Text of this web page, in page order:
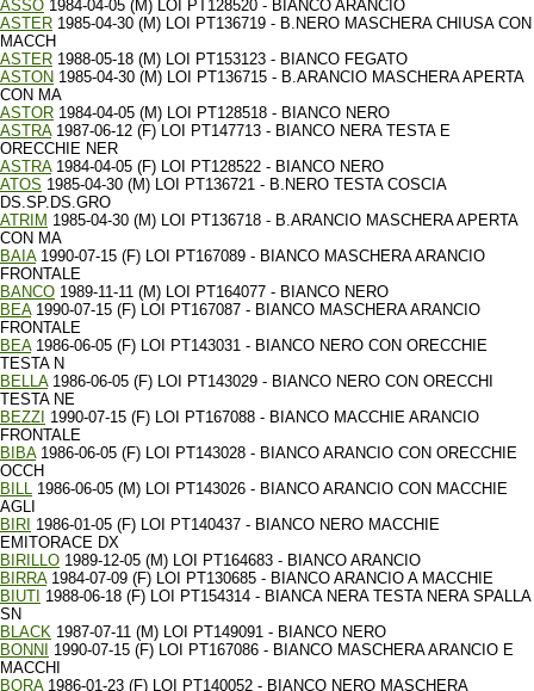
ASSO 1984-04-05 (M) LOI PT128520 - BIANCO ARANCIO
ASTER 1985-04-30 (M) LOI PT136719 - B.NERO MASCHERA CHIUSA CON
MACCH
ASTER 1988-05-18 (M) LOI PT153123 - BIANCO FEGATO
ASTON 1985-04-30 (M) LOI PT136715 - B.ARANCIO MASCHERA APERTA
CON MA
ASTOR 1984-04-05 (M) LOI PT128518 - BIANCO NERO
ASTRA1987-06-12 (F) LOI PT147713 - BIANCO NERA TESTA E
ORECCHIE NER
ASTRA1984-04-05 (F) LOI PT128522 - BIANCO NERO
ATOS 1985-04-30 (M) LOI PT136721 - B.NERO TESTA COSCIA
DS.SP.DS.GRO
ATRIM 1985-04-30 (M) LOI PT136718 - B.ARANCIO MASCHERA APERTA
CON MA
BAIA1990-07-15 (F) LOI PT167089 - BIANCO MASCHERA ARANCIO
FRONTALE
BANCO 1989-11-11 (M) LOI PT164077 - BIANCO NERO
BEA1990-07-15 (F) LOI PT167087 - BIANCO MASCHERA ARANCIO
FRONTALE
BEA1986-06-05 (F) LOI PT143031 - BIANCO NERO CON ORECCHIE
TESTA N
BELLA1986-06-05 (F) LOI PT143029 - BIANCO NERO CON ORECCHI
TESTA NE
BEZZI 1990-07-15 (F) LOI PT167088 - BIANCO MACCHIE ARANCIO
FRONTALE
BIBA1986-06-05 (F) LOI PT143028 - BIANCO ARANCIO CON ORECCHIE
OCCH
BILL 1986-06-05 (M) LOI PT143026 - BIANCO ARANCIO CON MACCHIE
AGLI
BIRI 1986-01-05 (F) LOI PT140437 - BIANCO NERO MACCHIE
EMITORACE DX
BIRILLO 1989-12-05 (M) LOI PT164683 - BIANCO ARANCIO
BIRRA1984-07-09 (F) LOI PT130685 - BIANCO ARANCIO A MACCHIE
BIUTI 1988-06-18 (F) LOI PT154314 - BIANCA NERA TESTA NERA SPALLA
SN
BLACK 1987-07-11 (M) LOI PT149091 - BIANCO NERO
BONNI
1990-07-15 (F) LOI PT167086 - BIANCO MASCHERA ARANCIO E
MACCHI
BORA1986-01-23 (F) LOI PT140052 - BIANCO NERO MASCHERA